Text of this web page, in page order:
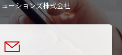
ーションズ株式会社